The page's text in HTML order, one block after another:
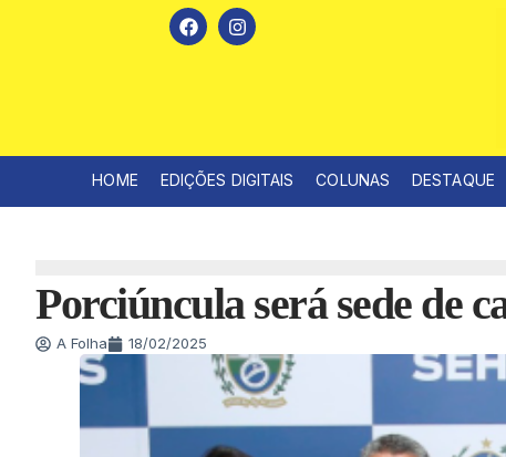
HOME EDIÇÕES DIGITAIS COLUNAS DESTAQUE
Porciúncula será sede de
A Folha 18/02/2025